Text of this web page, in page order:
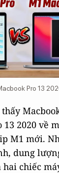
Pro 13
2020 về
M1 mới.
dung
chiếc